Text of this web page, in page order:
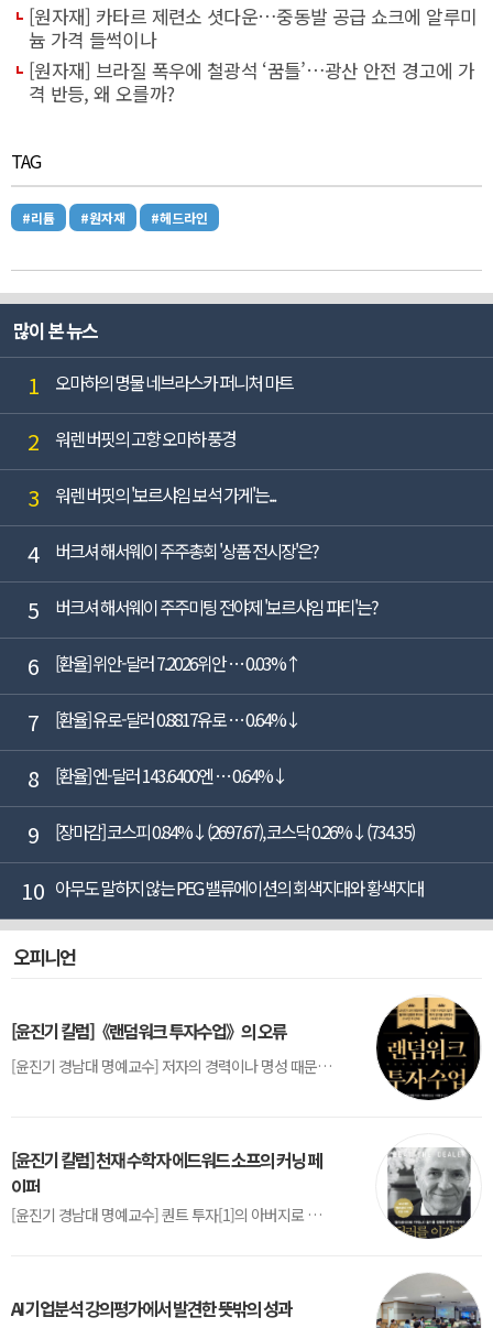
[원자재] 카타르 제련소 셧다운…중동발 공급 쇼크에 알루미
늄 가격 들썩이나
[원자재] 브라질 폭우에 철광석 ‘꿈틀’…광산 안전 경고에 가
격 반등, 왜 오를까?
TAG
#리튬 #원자재 #헤드라인
많이 본 뉴스
1 오마하의 명물 네브라스카 퍼니처 마트
2 워렌 버핏의 고향 오마하 풍경
3 워렌 버핏의 '보르샤임 보석 가게'는...
4 버크셔 해서웨이 주주총회 '상품 전시장'은?
5 버크셔 해서웨이 주주미팅 전야제 '보르샤임 파티'는?
6 [환율] 위안-달러 7.2026위안 … 0.03%↑
7 [환율] 유로-달러 0.8817유로 … 0.64%↓
8 [환율] 엔-달러 143.6400엔 … 0.64%↓
9 [장마감] 코스피 0.84%↓(2697.67), 코스닥 0.26%↓(734.35)
10 아무도 말하지 않는 PEG 밸류에이션의 회색지대와 황색지대
오피니언
[윤진기 칼럼]《랜덤워크 투자수업》의 오류
[윤진기 경남대 명예교수] 저자의 경력이나 명성 때문인지 2020년에 번역 출판된 《랜덤워크 투자수업》(A Random Walk Down Wall Street) 12판은 표지부터가 거창하다. ‘45년간 12번 개정하며 철저히 검증한 투자서’, ‘전문가 부럽지 않은 투자 감각을 길러주는 위대한 투자지침서’ 라는 은빛 광고문구로 독자를 유혹한다.[1] 출판 50주...
[윤진기 칼럼] 천재 수학자 에드워드 소프의 커닝 페
이퍼
[윤진기 경남대 명예교수] 퀀트 투자[1]의 아버지로 불리는 에드워드 소프(Edward O. Thorp)는 수학계에서 천재로 알려진 인물이다. 그는 수학자이지만, 투자 업계에도 여러 가지 흥미로운 일화를 남겼다.수학을 이용하여 카지노를 이길 수 있는지가 궁금했던 그는 동료 교수가 소개해 준 블랙잭(Blackjack) 전략의 핵심을 손바닥 크기의 종이에 요...
AI 기업분석 강의평가에서 발견한 뜻밖의 성과